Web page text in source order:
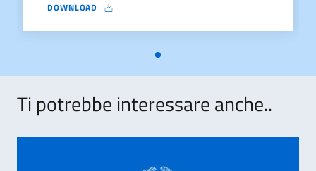
DOWNLOAD
PAGAMENTO 2° RATA SCOLASTICA
Ti potrebbe interessare anche..